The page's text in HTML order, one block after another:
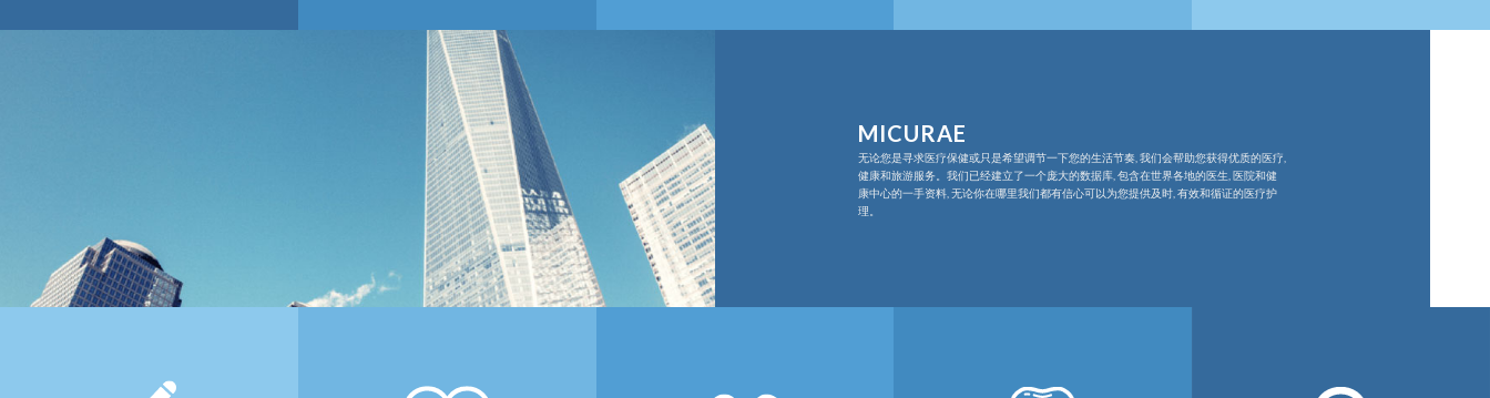
MICURAE
无论您是寻求医疗保健或只是希望调节一下您的生活节奏, 我们会帮助您获得优质的医疗,
健康和旅游服务。我们已经建立了一个庞大的数据库, 包含在世界各地的医生, 医院和健
康中心的一手资料, 无论你在哪里我们都有信心可以为您提供及时, 有效和循证的医疗护
理。